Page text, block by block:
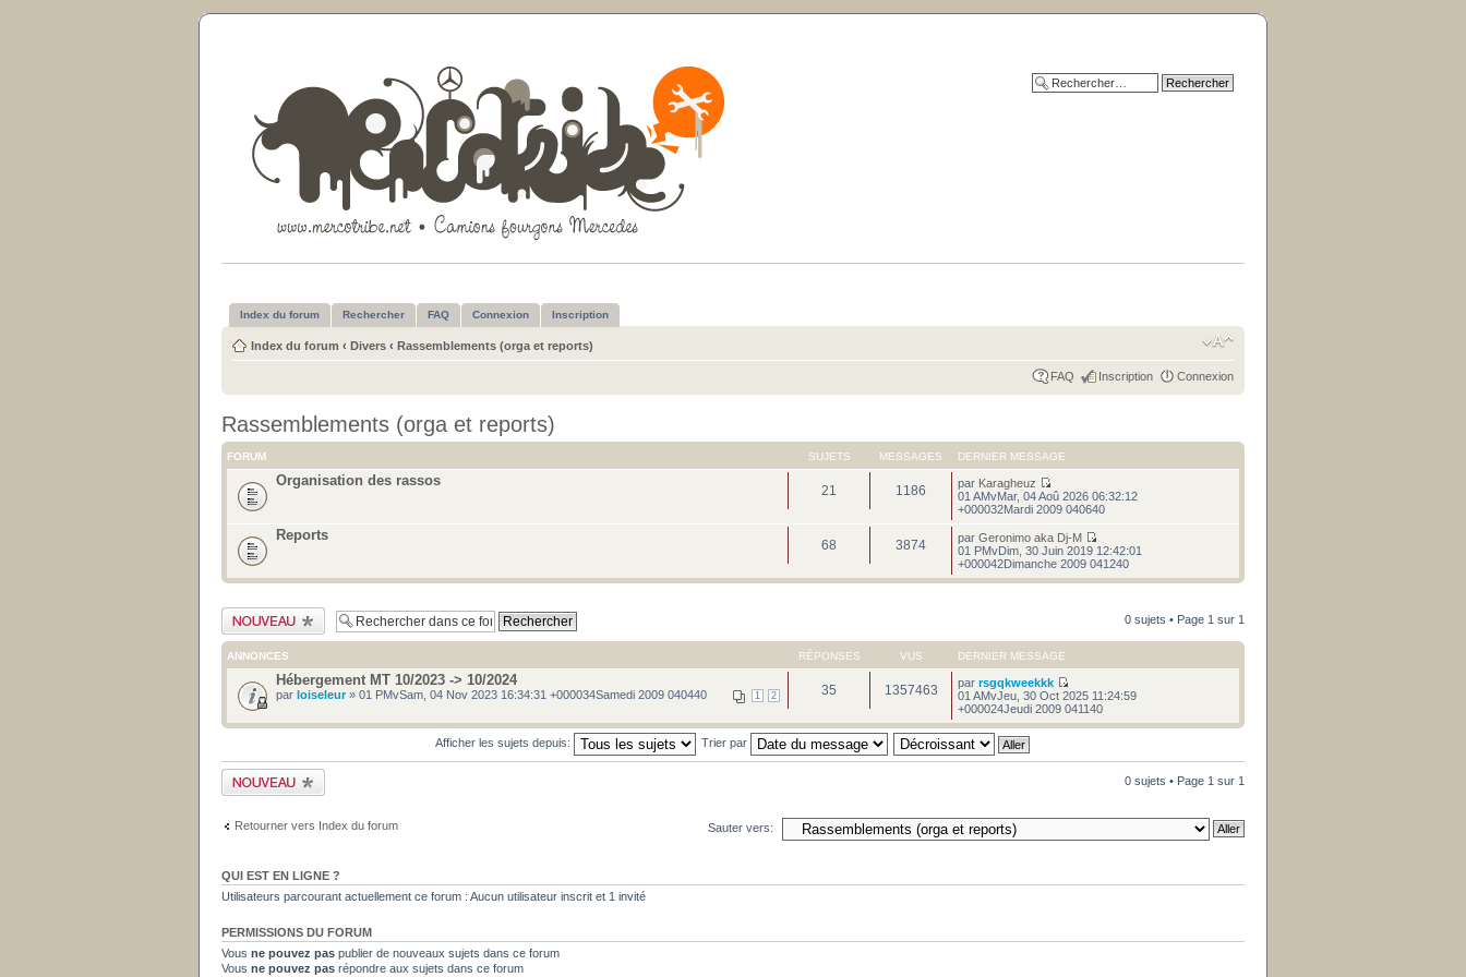
Index du forum Rechercher FAQ Connexion Inscription
Index du forum ‹ Divers ‹ Rassemblements (orga et reports)
FAQ Inscription Connexion
Rassemblements (orga et reports)
FORUM SUJETS MESSAGES DERNIER MESSAGE
Organisation des rassos
21 1186 par Karagheuz
01 AMvMar, 04 Aoû 2026 06:32:12
+000032Mardi 2009 040640
Reports
68 3874 parGeronimo aka Dj-M
01 PMvDim, 30 Juin 2019 12:42:01
+000042Dimanche 2009 041240
Publier un nouveau
sujet
0 sujets • Page 1 sur 1
ANNONCES RÉPONSES VUS DERNIER MESSAGE
Hébergement MT 10/2023 -> 10/2024
1 2
par loiseleur» 01 PMvSam, 04 Nov 2023 16:34:31 +000034Samedi 2009 040440 35 1357463 parrsgqkweekkk
01 AMvJeu, 30 Oct 2025 11:24:59
+000024Jeudi 2009 041140
Afficher les sujets depuis: Trier par
Publier un nouveau
sujet
0 sujets • Page 1 sur 1
Retourner vers Index du forum Sauter vers:
QUI EST EN LIGNE ?
Utilisateurs parcourant actuellement ce forum : Aucun utilisateur inscrit et 1 invité
PERMISSIONS DU FORUM
Vous ne pouvez pas publier de nouveaux sujets dans ce forum
Vous ne pouvez pas répondre aux sujets dans ce forum